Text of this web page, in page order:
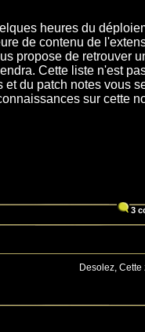
heures du
de contenu de
propose de retrouver
Cette liste n'est
et du patch notes vous
sur cette
3
Desolez,